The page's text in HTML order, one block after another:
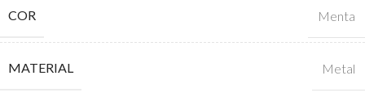
COR Menta
MATERIAL Metal